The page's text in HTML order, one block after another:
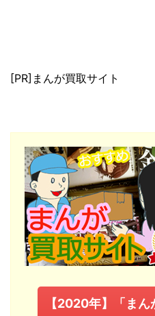
[PR]まんが買取サイト
【2020年】「ま